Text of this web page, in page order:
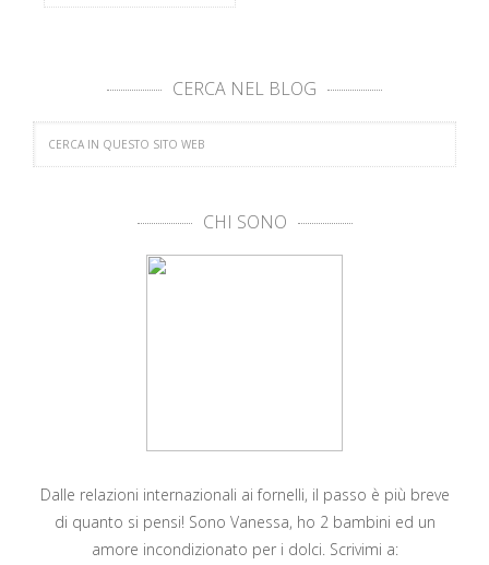
CERCA NEL BLOG
CHI SONO
Dalle relazioni internazionali ai fornelli, il passo è più breve
di quanto si pensi! Sono Vanessa, ho 2 bambini ed un
amore incondizionato per i dolci. Scrivimi a: